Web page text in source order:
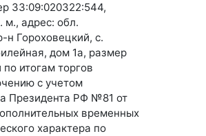
33:09:020322:544,
м., адрес: обл.
н Гороховецкий, с.
дом 1а, размер
итогам торгов
с учетом
Президента РФ №81 от
временных
характера по